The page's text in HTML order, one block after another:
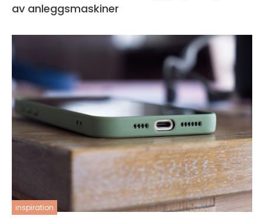
av anleggsmaskiner
inspiration